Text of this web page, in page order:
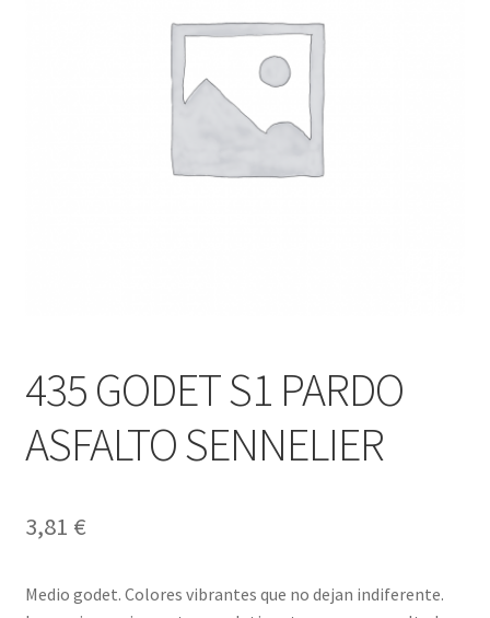
435 GODET S1 PARDO
ASFALTO SENNELIER
3,81 €
Medio godet. Colores vibrantes que no dejan indiferente.